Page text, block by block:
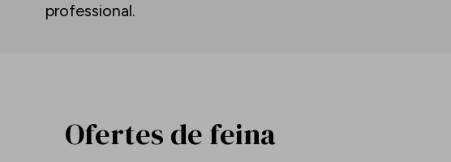
professional.
Ofertes de feina